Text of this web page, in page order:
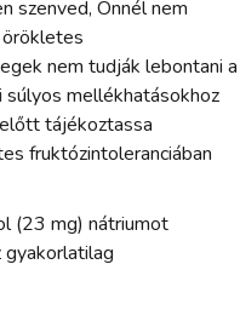
szenved, Önnél nem
nem tudják lebontani a
mellékhatásokhoz
tájékoztassa
fruktózintoleranciában
(23 mg) nátriumot
gyakorlatilag